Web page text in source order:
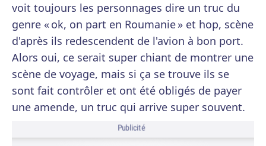
voit toujours les personnages dire un truc du
genre « ok, on part en Roumanie » et hop, scène
d'après ils redescendent de l'avion à bon port.
Alors oui, ce serait super chiant de montrer une
scène de voyage, mais si ça se trouve ils se
sont fait contrôler et ont été obligés de payer
une amende, un truc qui arrive super souvent.
Publicité